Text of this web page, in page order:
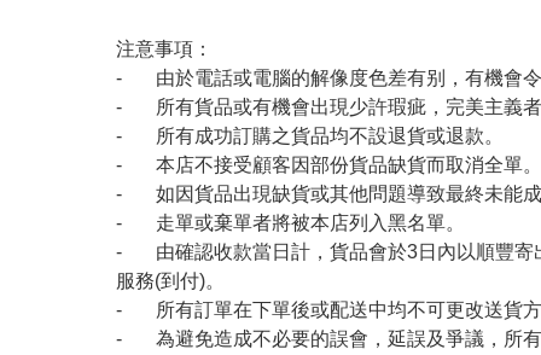
注意事項：
- 由於電話或電腦的解像度色差有别，有機會令
- 所有貨品或有機會出現少許瑕疵，完美主義
- 所有成功訂購之貨品均不設退貨或退款。
- 本店不接受顧客因部份貨品缺貨而取消全單。
- 如因貨品出現缺貨或其他問題導致最終未能成
- 走單或棄單者將被本店列入黑名單。
- 由確認收款當日計，貨品會於3日內以順豐寄
服務(到付)。
- 所有訂單在下單後或配送中均不可更改送貨方
- 為避免造成不必要的誤會，延誤及爭議，所